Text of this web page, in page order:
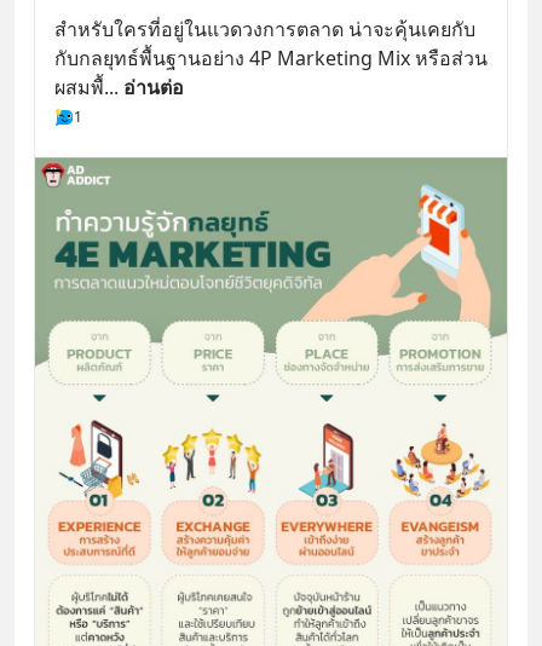
สำหรับใครที่อยู่ในแวดวงการตลาด น่าจะคุ้นเคยกับ
กับกลยุทธ์พื้นฐานอย่าง 4P Marketing Mix หรือส่วน
ผสมพื้... อ่านต่อ
1